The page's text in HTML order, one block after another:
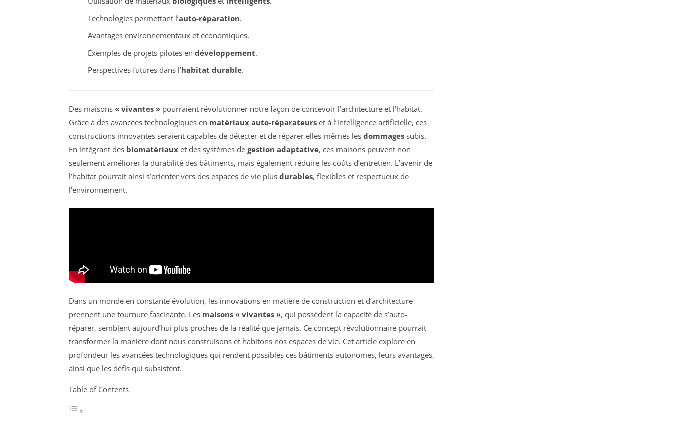
Technologies permettant l’auto-réparation.
Avantages environnementaux et économiques.
Exemples de projets pilotes en développement.
Perspectives futures dans l’habitat durable.
Des maisons « vivantes » pourraient révolutionner notre façon de concevoir l’architecture et l’habitat.
Grâce à des avancées technologiques en matériaux auto-réparateurs et à l’intelligence artificielle, ces
constructions innovantes seraient capables de détecter et de réparer elles-mêmes les dommages subis.
En intégrant des biomatériaux et des systèmes de gestion adaptative, ces maisons peuvent non
seulement améliorer la durabilité des bâtiments, mais également réduire les coûts d’entretien. L’avenir de
l’habitat pourrait ainsi s’orienter vers des espaces de vie plus durables, flexibles et respectueux de
l’environnement.
Dans un monde en constante évolution, les innovations en matière de construction et d’architecture
prennent une tournure fascinante. Les maisons « vivantes », qui possèdent la capacité de s’auto-
réparer, semblent aujourd’hui plus proches de la réalité que jamais. Ce concept révolutionnaire pourrait
transformer la manière dont nous construisons et habitons nos espaces de vie. Cet article explore en
profondeur les avancées technologiques qui rendent possibles ces bâtiments autonomes, leurs avantages,
ainsi que les défis qui subsistent.
Table of Contents